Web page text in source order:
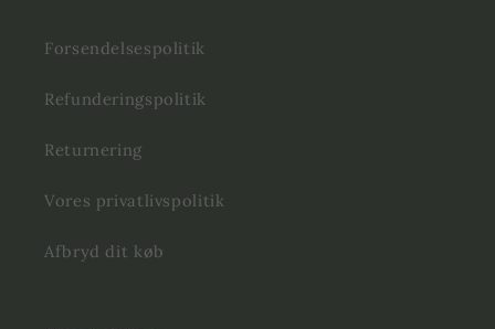
Forsendelsespolitik
Refunderingspolitik
Returnering
Vores privatlivspolitik
Afbryd dit køb